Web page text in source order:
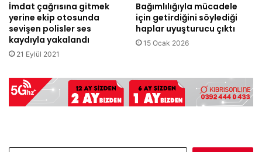
İmdat çağrısına gitmek
yerine ekip otosunda
sevişen polisler ses
kaydıyla yakalandı
21 Eylül 2021
Bağımlılığıyla mücadele
için getirdiğini söylediği
haplar uyuşturucu çıktı
15 Ocak 2026